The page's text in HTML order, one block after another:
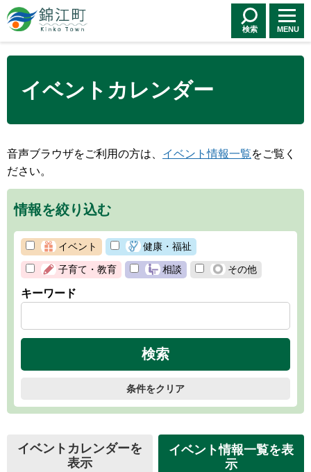
錦江町 Kinko
Town
検索 MENU
イベントカレンダー
音声ブラウザをご利用の方は、 イベント情報一覧をご覧く
ださい。
情報を絞り込む
イベント 健康・福祉
子育て・教育 相談 その他
キーワード
条件をクリア
イベントカレンダーを
表示
イベント情報一覧を表
示